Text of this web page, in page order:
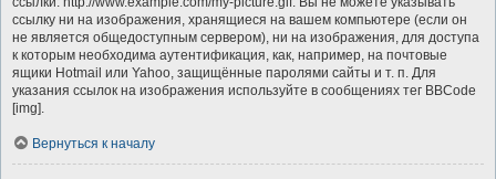
ссылку ни на изображения, хранящиеся на вашем компьютере (если он
не является общедоступным сервером), ни на изображения, для доступа
к которым необходима аутентификация, как, например, на почтовые
ящики Hotmail или Yahoo, защищённые паролями сайты и т. п. Для
указания ссылок на изображения используйте в сообщениях тег BBCode
[img].
Вернуться к началу